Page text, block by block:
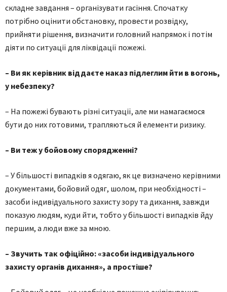
складне завдання – організувати гасіння. Спочатку
потрібно оцінити обстановку, провести розвідку,
прийняти рішення, визначити головний напрямок і потім
діяти по ситуації для ліквідації пожежі.
– Ви як керівник віддаєте наказ підлеглим йти в вогонь,
у небезпеку?
– На пожежі бувають різні ситуації, але ми намагаємося
бути до них готовими, трапляються й елементи ризику.
– Ви теж у бойовому спорядженні?
– У більшості випадків я одягаю, як це визначено керівними
документами, бойовий одяг, шолом, при необхідності –
засоби індивідуального захисту зору та дихання, завжди
показую людям, куди йти, тобто у більшості випадків йду
першим, а люди вже за мною.
– Звучить так офіційно: «засоби індивідуального
захисту органів дихання», а простіше?